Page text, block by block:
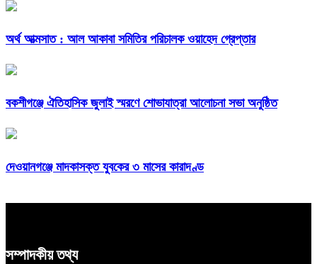
অর্থ আত্মসাত : আল আকাবা সমিতির পরিচালক ওয়াহেদ গ্রেপ্তার
বকশীগঞ্জে ঐতিহাসিক জুলাই স্মরণে শোভাযাত্রা আলোচনা সভা অনুষ্ঠিত
দেওয়ানগঞ্জে মাদকাসক্ত যুবকের ৩ মাসের কারাদণ্ড
সম্পাদকীয় তথ্য